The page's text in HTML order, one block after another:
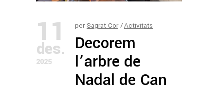
11
des.
2025
perSagrat Cor Activitats
Decorem
l’arbre de
Nadal de Can